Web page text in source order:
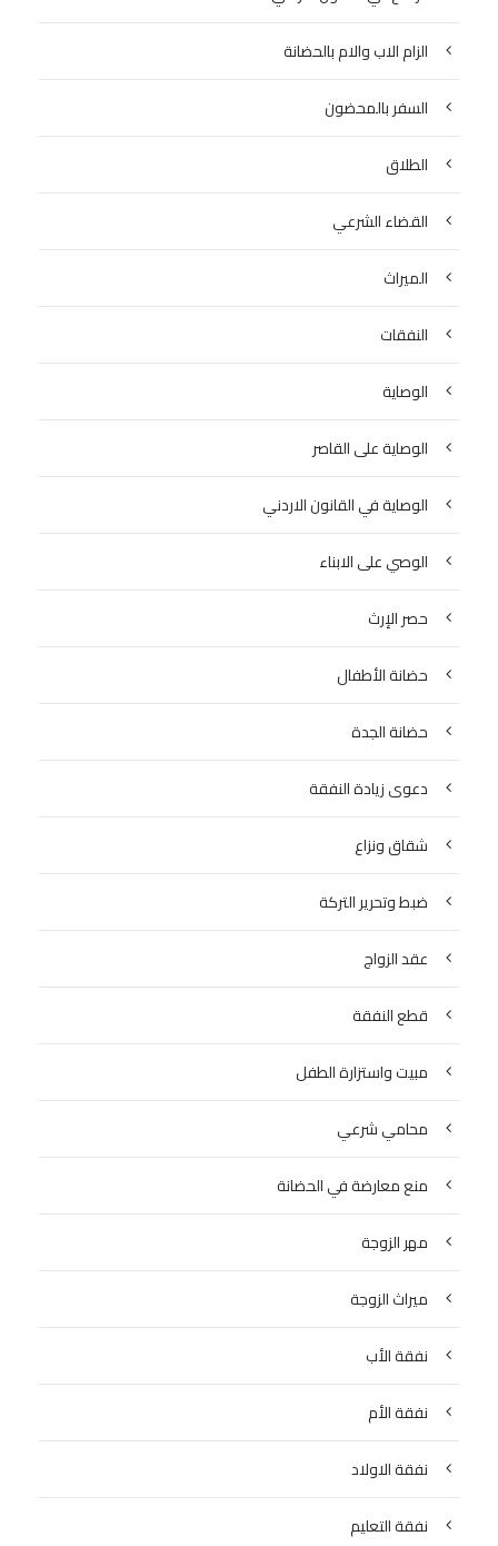
الزام الاب والام بالحضانة
السفر بالمحضون
الطلاق
القضاء الشرعي
الميراث
النفقات
الوصاية
الوصاية على القاصر
الوصاية في القانون الاردني
الوصي على الابناء
حصر الإرث
حضانة الأطفال
حضانة الجدة
دعوى زيادة النفقة
شقاق ونزاع
ضبط وتحرير التركة
عقد الزواج
قطع النفقة
مبيت واستزارة الطفل
محامي شرعي
منع معارضة في الحضانة
مهر الزوجة
ميراث الزوجة
نفقة الأب
نفقة الأم
نفقة الاولاد
نفقة التعليم